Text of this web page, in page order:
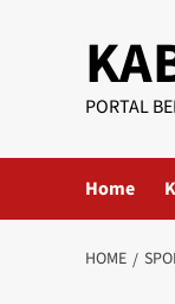
PORTAL
Home
HOME